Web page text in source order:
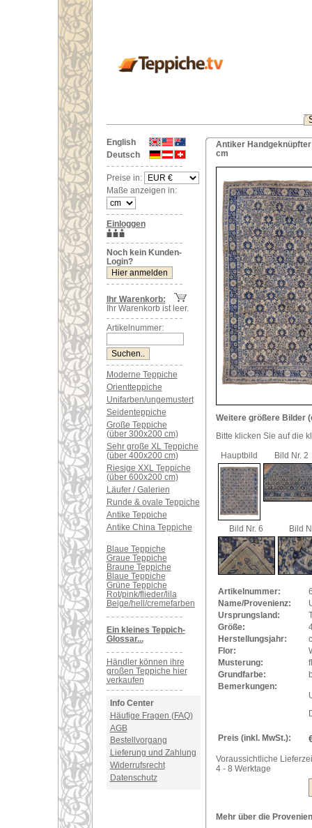
English
Deutsch
Preise in:
Maße anzeigen in:
Einloggen
Noch kein Kunden-
Login?
Ihr Warenkorb:
Ihr Warenkorb ist leer.
Artikelnummer:
Moderne Teppiche
Orientteppiche
Unifarben/ungemustert
Seidenteppiche
Große Teppiche
(über 300x200 cm)
Sehr große XL Teppiche
(über 400x200 cm)
Riesige XXL Teppiche
(über 600x200 cm)
Läufer / Galerien
Runde & ovale Teppiche
Antike Teppiche
Antike China Teppiche
Blaue Teppiche
Graue Teppiche
Braune Teppiche
Blaue Teppiche
Grüne Teppiche
Rot/pink/flieder/lila
Beige/hell/cremefarben
Ein kleines Teppich-
Glossar...
Händler können ihre
großen Teppiche hier
verkaufen
Info Center
Häufige Fragen (FAQ)
AGB
Bestellvorgang
Lieferung und Zahlung
Widerrufsrecht
Datenschutz
Antiker Handgeknüpfter
cm
Weitere größere Bilder
Bitte klicken Sie auf die
Hauptbild
Bild Nr. 2
Bild Nr. 6 Bild
Artikelnummer:
Name/Provenienz:
Ursprungsland:
Größe:
Herstellungsjahr:
Flor:
Musterung:
Grundfarbe:
Bemerkungen:
Preis (inkl. MwSt.):
Voraussichtliche
4 - 8 Werktage
Mehr über die